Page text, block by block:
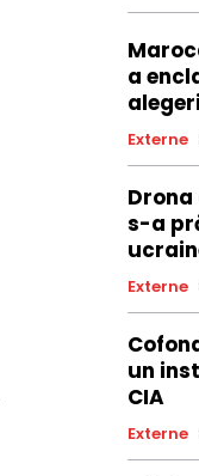
a
Externe
s-a
Externe
un
CIA
Externe